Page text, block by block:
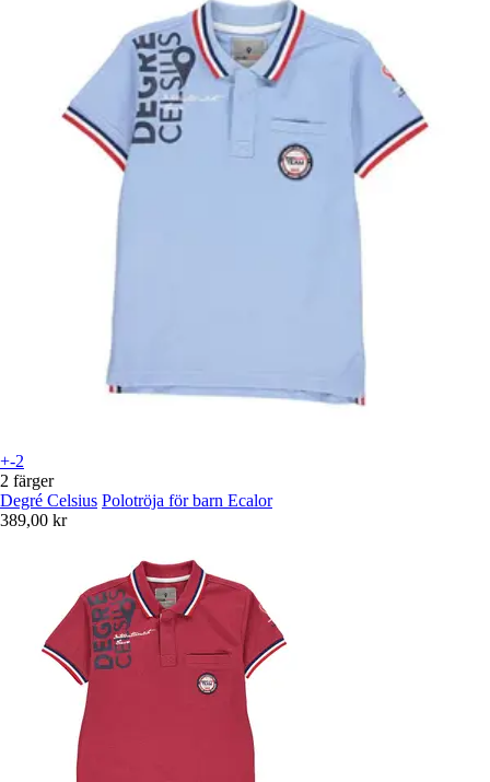
+-2
2 färger
Degré Celsius Polotröja för barn Ecalor
389,00 kr